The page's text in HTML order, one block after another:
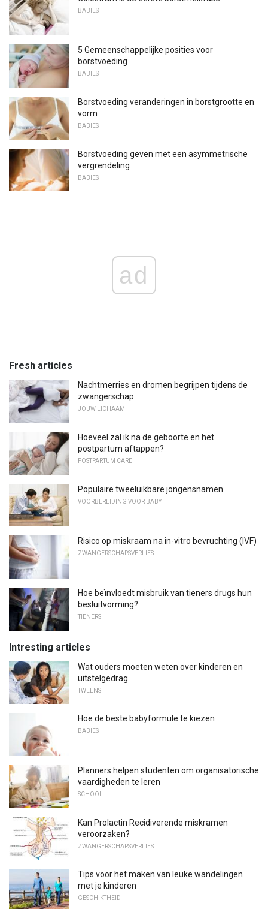
BABIES
5 Gemeenschappelijke posities voor
borstvoeding
BABIES
Borstvoeding veranderingen in borstgrootte en
vorm
BABIES
Borstvoeding geven met een asymmetrische
vergrendeling
BABIES
ad
Fresh articles
Nachtmerries en dromen begrijpen tijdens de
zwangerschap
JOUW LICHAAM
Hoeveel zal ik na de geboorte en het
postpartum aftappen?
POSTPARTUM CARE
Populaire tweeluikbare jongensnamen
VOORBEREIDING VOOR BABY
Risico op miskraam na in-vitro bevruchting (IVF)
ZWANGERSCHAPSVERLIES
Hoe beïnvloedt misbruik van tieners drugs hun
besluitvorming?
TIENERS
Intresting articles
Wat ouders moeten weten over kinderen en
uitstelgedrag
TWEENS
Hoe de beste babyformule te kiezen
BABIES
Planners helpen studenten om organisatorische
vaardigheden te leren
SCHOOL
Kan Prolactin Recidiverende miskramen
veroorzaken?
ZWANGERSCHAPSVERLIES
Tips voor het maken van leuke wandelingen
met je kinderen
GESCHIKTHEID